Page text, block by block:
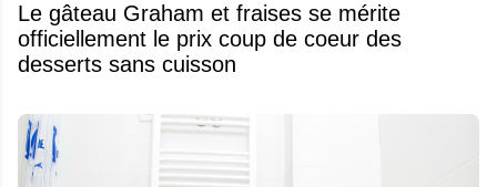
Le gâteau Graham et fraises se mérite
officiellement le prix coup de coeur des
desserts sans cuisson